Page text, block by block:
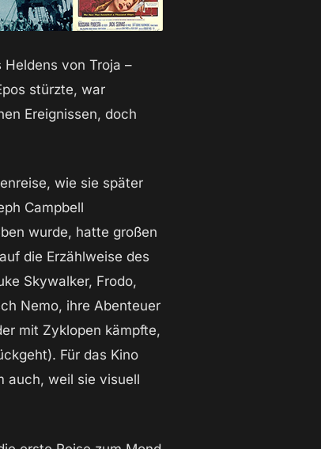
von Troja –
stürzte, war
Ereignissen, doch
wie sie später
Campbell
wurde, hatte großen
die Erzählweise des
Skywalker, Frodo,
Nemo, ihre Abenteuer
mit Zyklopen kämpfte,
Für das Kino
auch, weil sie visuell